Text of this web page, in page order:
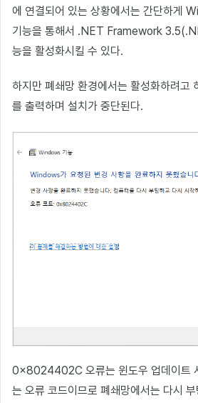
에 연결되어 있는 상황에서는 간단하게
기능을 통해서 .NET Framework
능을 활성화시킬 수 있다.
하지만 폐쇄망 환경에서는 활성화하려고
를 출력하며 설치가 중단된다.
0x8024402C 오류는 윈도우 업데이트
는 오류 코드이므로 폐쇄망에서는 다시